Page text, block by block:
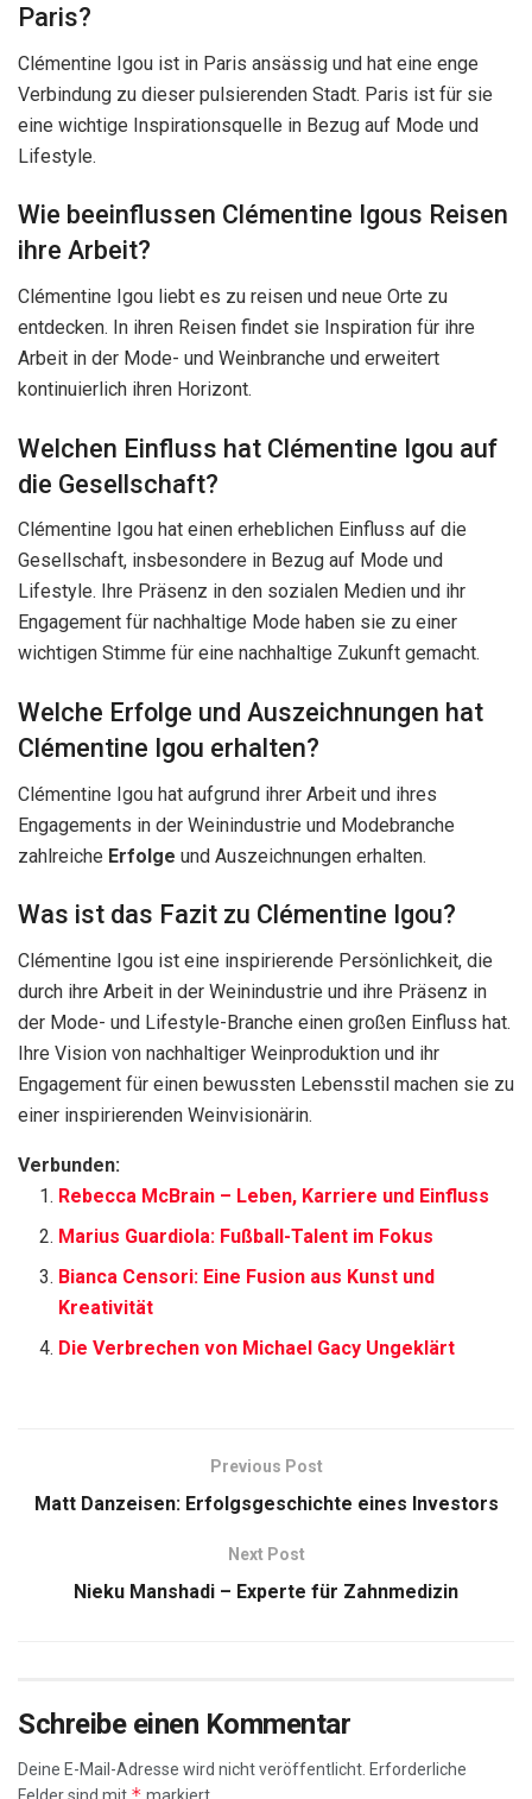
Paris?
Clémentine Igou ist in Paris ansässig und hat eine enge
Verbindung zu dieser pulsierenden Stadt. Paris ist für sie
eine wichtige Inspirationsquelle in Bezug auf Mode und
Lifestyle.
Wie beeinflussen Clémentine Igous Reisen
ihre Arbeit?
Clémentine Igou liebt es zu reisen und neue Orte zu
entdecken. In ihren Reisen findet sie Inspiration für ihre
Arbeit in der Mode- und Weinbranche und erweitert
kontinuierlich ihren Horizont.
Welchen Einfluss hat Clémentine Igou auf
die Gesellschaft?
Clémentine Igou hat einen erheblichen Einfluss auf die
Gesellschaft, insbesondere in Bezug auf Mode und
Lifestyle. Ihre Präsenz in den sozialen Medien und ihr
Engagement für nachhaltige Mode haben sie zu einer
wichtigen Stimme für eine nachhaltige Zukunft gemacht.
Welche Erfolge und Auszeichnungen hat
Clémentine Igou erhalten?
Clémentine Igou hat aufgrund ihrer Arbeit und ihres
Engagements in der Weinindustrie und Modebranche
zahlreiche Erfolge und Auszeichnungen erhalten.
Was ist das Fazit zu Clémentine Igou?
Clémentine Igou ist eine inspirierende Persönlichkeit, die
durch ihre Arbeit in der Weinindustrie und ihre Präsenz in
der Mode- und Lifestyle-Branche einen großen Einfluss hat.
Ihre Vision von nachhaltiger Weinproduktion und ihr
Engagement für einen bewussten Lebensstil machen sie zu
einer inspirierenden Weinvisionärin.
Verbunden:
Rebecca McBrain – Leben, Karriere und Einfluss
Marius Guardiola: Fußball-Talent im Fokus
Bianca Censori: Eine Fusion aus Kunst und
Kreativität
Die Verbrechen von Michael Gacy Ungeklärt
Previous Post
Matt Danzeisen: Erfolgsgeschichte eines Investors
Next Post
Nieku Manshadi – Experte für Zahnmedizin
Schreibe einen Kommentar
Deine E-Mail-Adresse wird nicht veröffentlicht. Erforderliche